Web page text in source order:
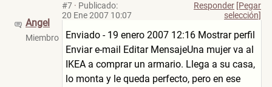
Angel
Miembro
#7 · Publicado:
20 Ene 2007 10:07
Responder [Pegar
selección]
Enviado - 19 enero 2007 12:16 Mostrar perfil
Enviar e-mail Editar MensajeUna mujer va al
IKEA a comprar un armario. Llega a su casa,
lo monta y le queda perfecto, pero en ese